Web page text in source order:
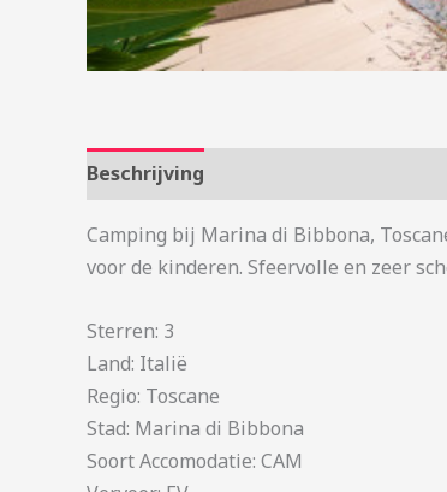
Beschrijving
Camping bij Marina di Bibbona,
voor de kinderen. Sfeervolle en zeer
Sterren: 3
Land: Italië
Regio: Toscane
Stad: Marina di Bibbona
Soort Accomodatie: CAM